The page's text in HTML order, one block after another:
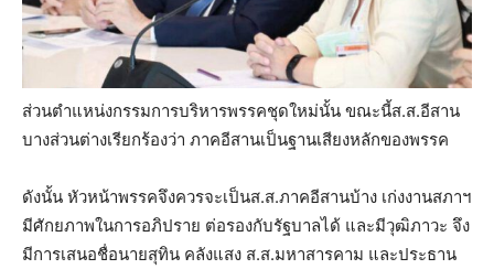
ส่วนตำแหน่งกรรมการบริหารพรรคชุดใหม่นั้น ขณะนี้ส.ส.อีสาน
บางส่วนต่างเรียกร้องว่า ภาคอีสานเป็นฐานเสียงหลักของพรรค
ดังนั้น หัวหน้าพรรคจึงควรจะเป็นส.ส.ภาคอีสานบ้าง เก่งงานสภาฯ
มีศักยภาพในการอภิปราย ต่อรองกับรัฐบาลได้ และมีวุฒิภาวะ จึง
มีการเสนอชื่อนายสุทิน คลังแสง ส.ส.มหาสารคาม และประธาน